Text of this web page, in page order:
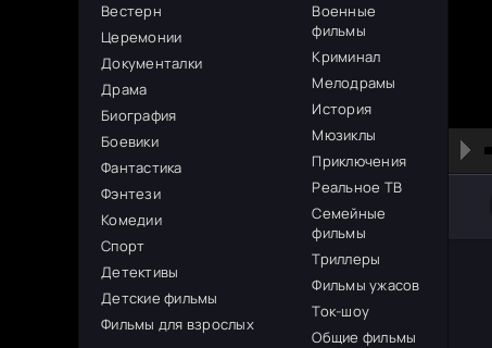
Вестерн
Церемонии
Документалки
Драма
Биография
Боевики
Фантастика
Фэнтези
Комедии
Спорт
Детективы
Детские фильмы
Фильмы для взрослых
Военные
фильмы
Криминал
Мелодрамы
История
Мюзиклы
Приключения
Реальное ТВ
Семейные
фильмы
Триллеры
Фильмы ужасов
Ток-шоу
Общие фильмы